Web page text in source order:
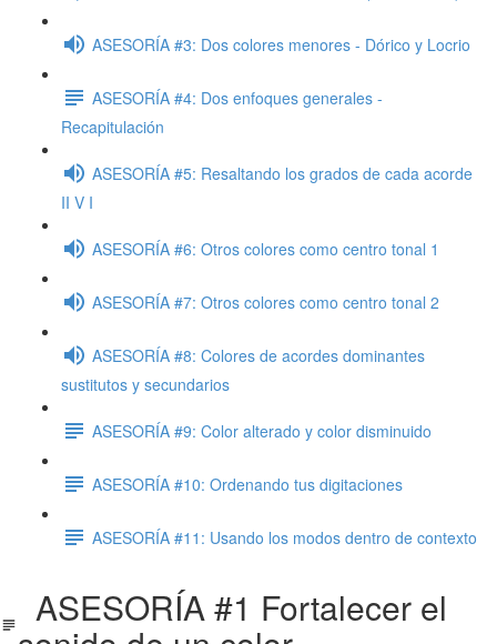
ASESORÍA #3: Dos colores menores - Dórico y Locrio
ASESORÍA #4: Dos enfoques generales -
Recapitulación
ASESORÍA #5: Resaltando los grados de cada acorde
II V I
ASESORÍA #6: Otros colores como centro tonal 1
ASESORÍA #7: Otros colores como centro tonal 2
ASESORÍA #8: Colores de acordes dominantes
sustitutos y secundarios
ASESORÍA #9: Color alterado y color disminuido
ASESORÍA #10: Ordenando tus digitaciones
ASESORÍA #11: Usando los modos dentro de contexto
ASESORÍA #1 Fortalecer el